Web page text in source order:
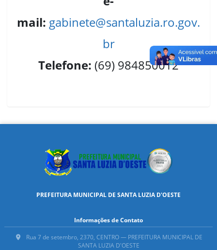
mail: gabinete@santaluzia.ro.gov.
br
Telefone: (69) 984850012
PREFEITURA MUNICIPAL DE SANTA LUZIA D'OESTE
Informações de Contato
Rua 7 de setembro, 2370, CENTRO — PREFEITURA MUNICIPAL DE
SANTA LUZIA D'OESTE